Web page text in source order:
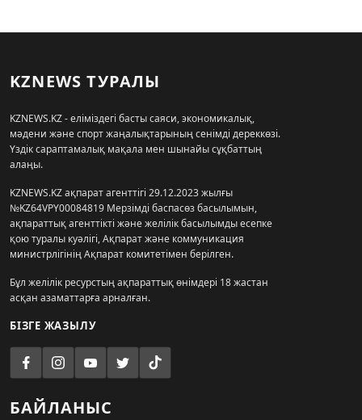
KZNEWS ТУРАЛЫ
KZNEWS.KZ - еліміздегі басты саяси, экономикалық,
мәдени және спорт жаңалықтарының сенімді дереккөзі.
Үздік сараптамалық мақала мен шынайы сұқбаттың
алаңы.
KZNEWS.KZ ақпарат агенттігі 29.12.2023 жылғы
№KZ64VPY00084819 Мерзімді баспасөз басылымын,
ақпараттық агенттікті және желілік басылымды есепке
қою туралы куәлігі, Ақпарат және коммуникация
министрлігінің Ақпарат комитетімен берілген.
Бұл желілік ресурстың ақпараттық өнімдері 18 жастан
асқан азаматтарға арналған.
БІЗГЕ ЖАЗЫЛУ
БАЙЛАНЫС